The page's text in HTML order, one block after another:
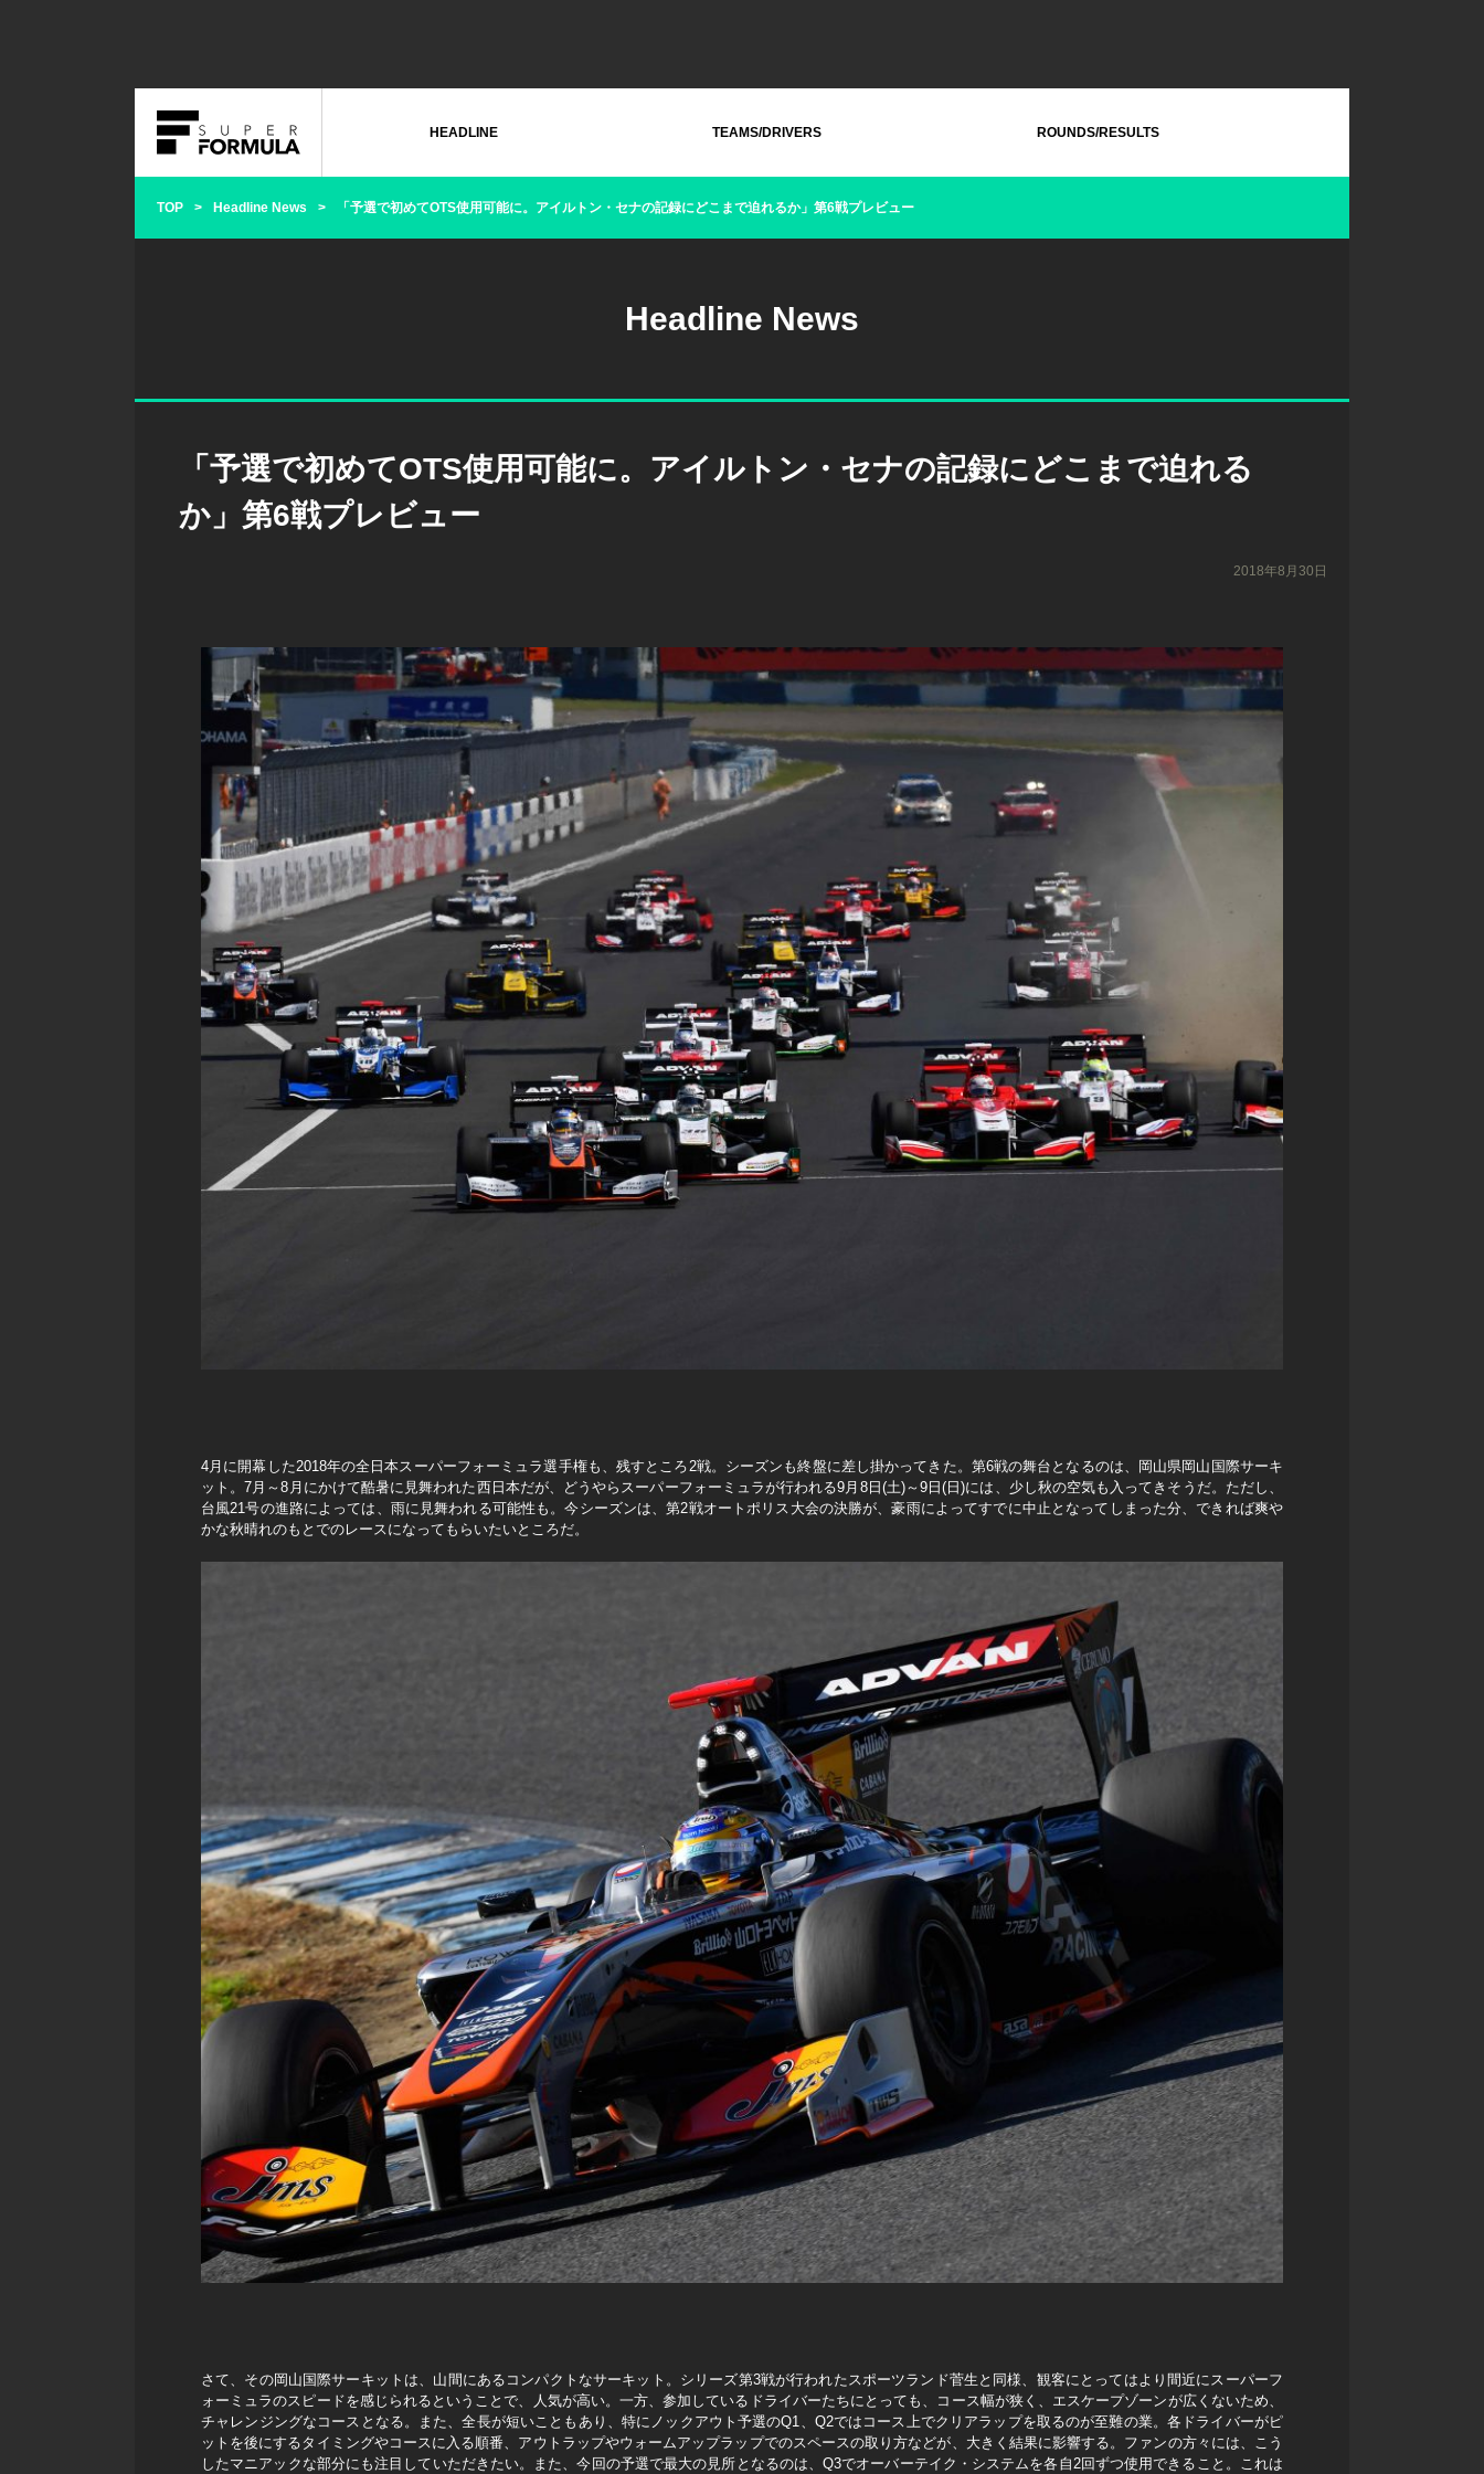
HEADLINE TEAMS/DRIVERS ROUNDS/RESULTS
TOP Headline News 「予選で初めてOTS使用可能に。アイルトン・セナの記録にどこまで迫れるか」第6戦プレビュー
Headline News
「予選で初めてOTS使用可能に。アイルトン・セナの記録にどこまで迫れる
か」第6戦プレビュー
2018年8月30日
4月に開幕した2018年の全日本スーパーフォーミュラ選手権も、残すところ2戦。シーズンも終盤に差し掛かってきた。第6戦の舞台となるのは、岡山県岡山国際サーキ
ット。7月～8月にかけて酷暑に見舞われた西日本だが、どうやらスーパーフォーミュラが行われる9月8日(土)～9日(日)には、少し秋の空気も入ってきそうだ。ただし、
台風21号の進路によっては、雨に見舞われる可能性も。今シーズンは、第2戦オートポリス大会の決勝が、豪雨によってすでに中止となってしまった分、できれば爽や
かな秋晴れのもとでのレースになってもらいたいところだ。
さて、その岡山国際サーキットは、山間にあるコンパクトなサーキット。シリーズ第3戦が行われたスポーツランド菅生と同様、観客にとってはより間近にスーパーフ
ォーミュラのスピードを感じられるということで、人気が高い。一方、参加しているドライバーたちにとっても、コース幅が狭く、エスケープゾーンが広くないため、
チャレンジングなコースとなる。また、全長が短いこともあり、特にノックアウト予選のQ1、Q2ではコース上でクリアラップを取るのが至難の業。各ドライバーがピ
ットを後にするタイミングやコースに入る順番、アウトラップやウォームアップラップでのスペースの取り方などが、大きく結果に影響する。ファンの方々には、こう
したマニアックな部分にも注目していただきたい。また、今回の予選で最大の見所となるのは、Q3でオーバーテイク・システムを各自2回ずつ使用できること。これは